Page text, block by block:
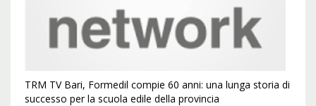
TRM TV Bari, Formedil compie 60 anni: una lunga storia di
successo per la scuola edile della provincia